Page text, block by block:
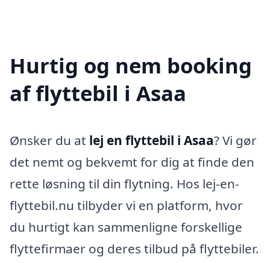
Hurtig og nem booking
af flyttebil i Asaa
Ønsker du at lej en flyttebil i Asaa? Vi gør
det nemt og bekvemt for dig at finde den
rette løsning til din flytning. Hos lej-en-
flyttebil.nu tilbyder vi en platform, hvor
du hurtigt kan sammenligne forskellige
flyttefirmaer og deres tilbud på flyttebiler.